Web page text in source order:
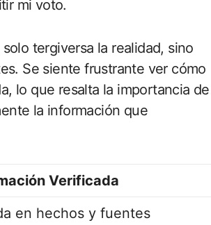
mi voto.
tergiversa la realidad, sino
Se siente frustrante ver cómo
lo que resalta la importancia de
la información que
Verificada
en hechos y fuentes